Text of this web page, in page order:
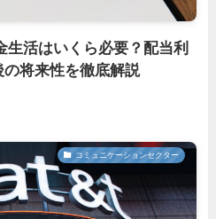
生活はいくら必要？配当利
将来性を徹底解説
コミュニケーションセクター